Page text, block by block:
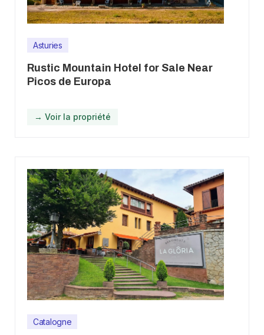
Asturies
Rustic Mountain Hotel for Sale Near
Picos de Europa
→ Voir la propriété
Catalogne